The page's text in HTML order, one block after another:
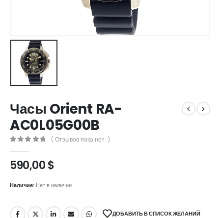
Часы Orient RA-
AC0L05G00B
( Отзывов пока нет. )
590,00$
Наличие: Нет в наличии
ДОБАВИТЬ В СПИСОК ЖЕЛАНИЙ